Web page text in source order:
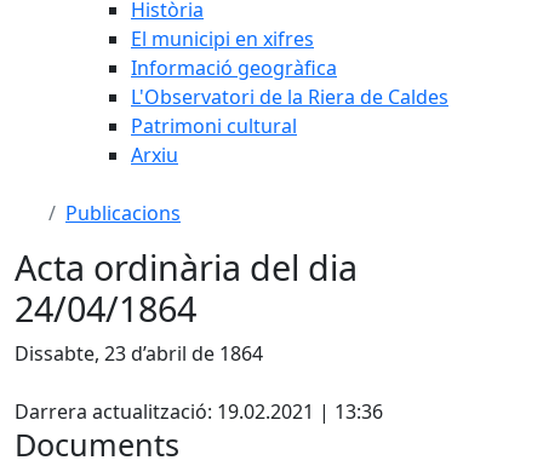
Història
El municipi en xifres
Informació geogràfica
L'Observatori de la Riera de Caldes
Patrimoni cultural
Arxiu
Publicacions
Acta ordinària del dia
24/04/1864
Dissabte, 23 d’abril de 1864
Darrera actualització: 19.02.2021 | 13:36
Documents